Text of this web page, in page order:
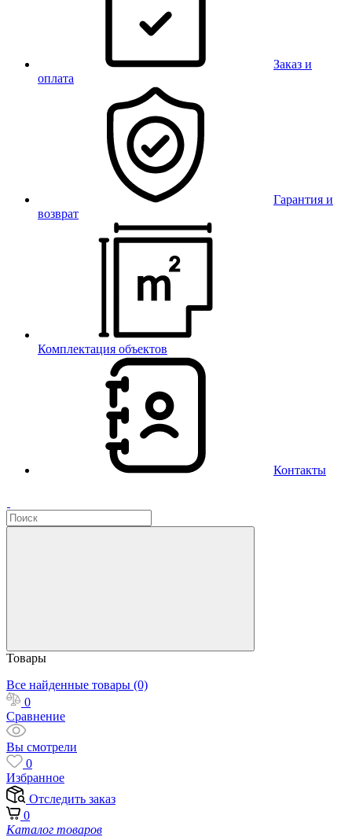
Заказ и
оплата
Гарантия и
возврат
Комплектация объектов
Контакты
Товары
Все найденные товары (0)
0
Сравнение
Вы смотрели
0
Избранное
Отследить заказ
0
Каталог товаров